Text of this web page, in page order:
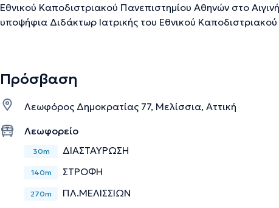
Εθνικού Καποδιστριακού Πανεπιστημίου Αθηνών στο
υποψήφια Διδάκτωρ Ιατρικής του Εθνικού
Πολυκλινική Αθηνών και εργάστηκε ως ειδικευόμενη ψυχίατρος στο
Κλινική του νοσοκομείου "Σωτηρία".
Την περιγραφή επιμελείται η ομάδα του doctoranytime βασισμένη σε
Πρόσβαση
Λεωφόρος Δημοκρατίας 77, Μελίσσια, Αττική
Λεωφορείο
30m ΔΙΑΣΤΑΥΡΩΣΗ
140m ΣΤΡΟΦΗ
270m ΠΛ.ΜΕΛΙΣΣΙΩΝ